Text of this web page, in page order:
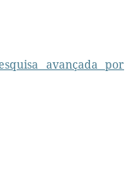
avançada por